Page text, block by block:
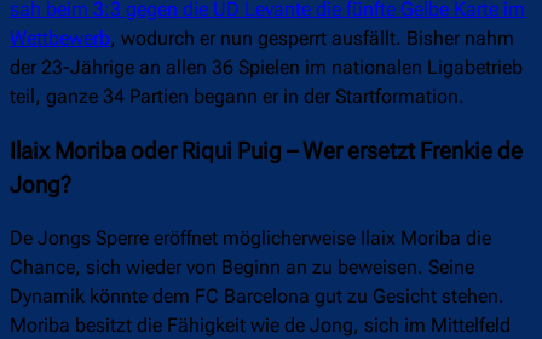
sah beim 3:3 gegen die UD Levante die fünfte Gelbe Karte im
Wettbewerb, wodurch er nun gesperrt ausfällt. Bisher nahm
der 23-Jährige an allen 36 Spielen im nationalen Ligabetrieb
teil, ganze 34 Partien begann er in der Startformation.
Ilaix Moriba oder Riqui Puig – Wer ersetzt Frenkie de
Jong?
De Jongs Sperre eröffnet möglicherweise Ilaix Moriba die
Chance, sich wieder von Beginn an zu beweisen. Seine
Dynamik könnte dem FC Barcelona gut zu Gesicht stehen.
Moriba besitzt die Fähigkeit wie de Jong, sich im Mittelfeld